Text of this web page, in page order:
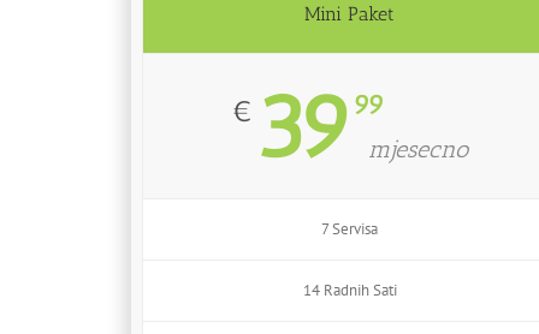
Mini Paket
€ 39 99
mjesecno
7 Servisa
14 Radnih Sati